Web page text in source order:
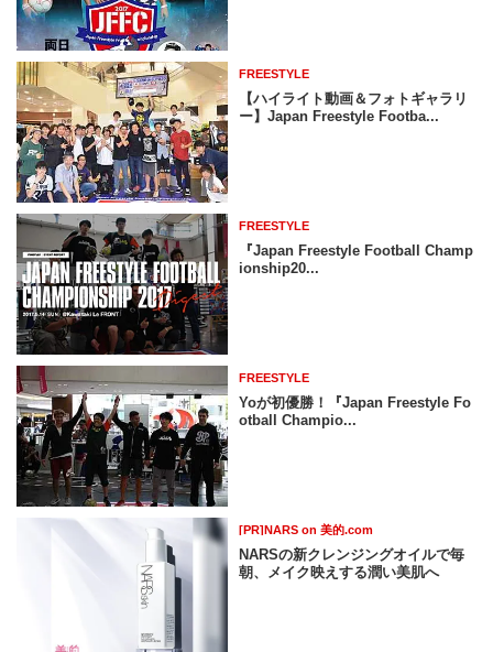
FREESTYLE
【ハイライト動画＆フォトギャラリ
ー】Japan Freestyle Footba...
FREESTYLE
『Japan Freestyle Football Champ
ionship20...
FREESTYLE
Yoが初優勝！『Japan Freestyle Fo
otball Champio...
[PR]NARS on 美的.com
NARSの新クレンジングオイルで毎
朝、メイク映えする潤い美肌へ